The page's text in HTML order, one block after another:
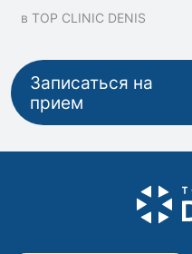
в TOP CLINIC DENIS
Записаться на
прием